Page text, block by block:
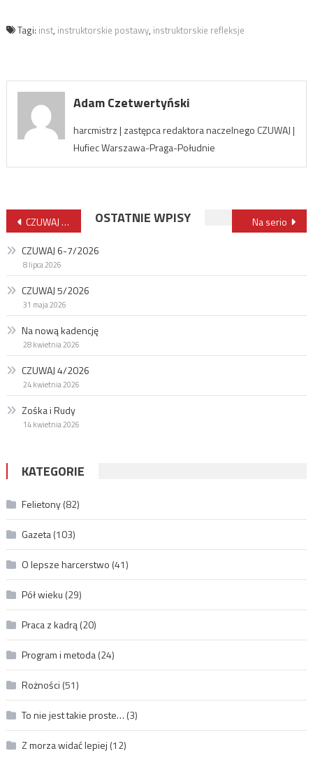
Tagi: inst, instruktorskie postawy, instruktorskie refleksje
Adam Czetwertyński
harcmistrz | zastępca redaktora naczelnego CZUWAJ |
Hufiec Warszawa-Praga-Południe
Nawigacja
wpisu
CZUWAJ 8/2025 Na serio
OSTATNIE WPISY
CZUWAJ 6-7/2026
8 lipca 2026
CZUWAJ 5/2026
31 maja 2026
Na nową kadencję
28 kwietnia 2026
CZUWAJ 4/2026
24 kwietnia 2026
Zośka i Rudy
14 kwietnia 2026
KATEGORIE
Felietony(82)
Gazeta(103)
O lepsze harcerstwo (41)
Pół wieku (29)
Praca z kadrą(20)
Program i metoda(24)
Rożności (51)
To nie jest takie proste… (3)
Z morza widać lepiej (12)